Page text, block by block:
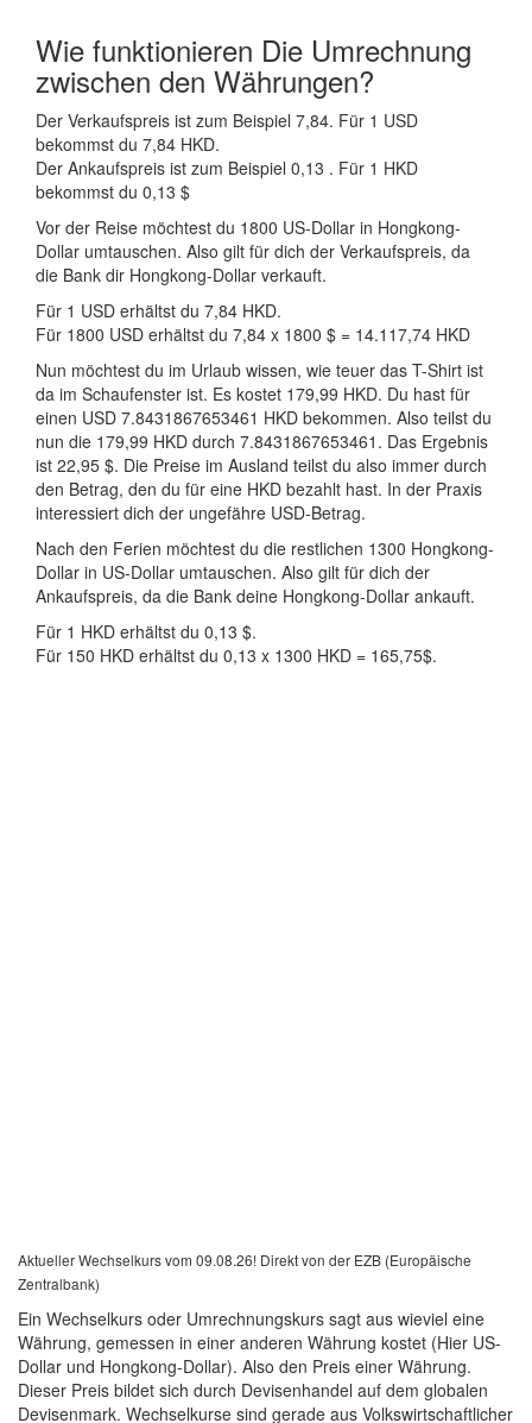
Wie funktionieren Die Umrechnung
zwischen den Währungen?
Der Verkaufspreis ist zum Beispiel 7,84. Für 1 USD
bekommst du 7,84 HKD.
Der Ankaufspreis ist zum Beispiel 0,13 . Für 1 HKD
bekommst du 0,13 $
Vor der Reise möchtest du 1800 US-Dollar in Hongkong-
Dollar umtauschen. Also gilt für dich der Verkaufspreis, da
die Bank dir Hongkong-Dollar verkauft.
Für 1 USD erhältst du 7,84 HKD.
Für 1800 USD erhältst du 7,84 x 1800 $ = 14.117,74 HKD
Nun möchtest du im Urlaub wissen, wie teuer das T-Shirt ist
da im Schaufenster ist. Es kostet 179,99 HKD. Du hast für
einen USD 7.8431867653461 HKD bekommen. Also teilst du
nun die 179,99 HKD durch 7.8431867653461. Das Ergebnis
ist 22,95 $. Die Preise im Ausland teilst du also immer durch
den Betrag, den du für eine HKD bezahlt hast. In der Praxis
interessiert dich der ungefähre USD-Betrag.
Nach den Ferien möchtest du die restlichen 1300 Hongkong-
Dollar in US-Dollar umtauschen. Also gilt für dich der
Ankaufspreis, da die Bank deine Hongkong-Dollar ankauft.
Für 1 HKD erhältst du 0,13 $.
Für 150 HKD erhältst du 0,13 x 1300 HKD = 165,75$.
Aktueller Wechselkurs vom 09.08.26! Direkt von der EZB (Europäische
Zentralbank)
Ein Wechselkurs oder Umrechnungskurs sagt aus wieviel eine
Währung, gemessen in einer anderen Währung kostet (Hier US-
Dollar und Hongkong-Dollar). Also den Preis einer Währung.
Dieser Preis bildet sich durch Devisenhandel auf dem globalen
Devisenmark. Wechselkurse sind gerade aus Volkswirtschaftlicher